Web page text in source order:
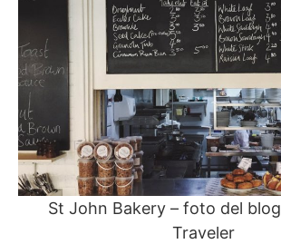
St John Bakery – foto del
Traveler